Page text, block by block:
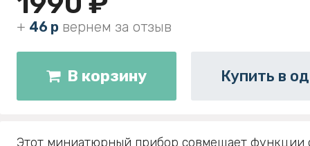
+ 46 р вернем за отзыв
В корзину Купить в
Этот миниатюрный прибор совмещает функции